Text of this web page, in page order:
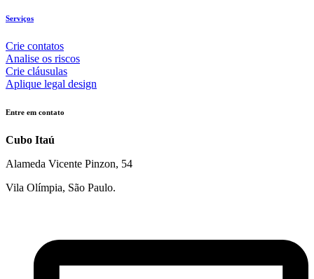
Serviços
Crie contatos
Analise os riscos
Crie cláusulas
Aplique legal design
Entre em contato
Cubo Itaú
Alameda Vicente Pinzon, 54
Vila Olímpia, São Paulo.